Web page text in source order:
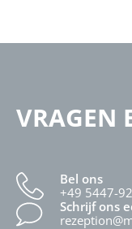
VRAGEN
Bel ons
+49 5447-
Schrijf ons